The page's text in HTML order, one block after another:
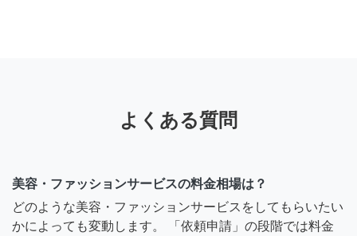
よくある質問
美容・ファッションサービスの料金相場は？
どのような美容・ファッションサービスをしてもらいたい
かによっても変動します。 「依頼申請」の段階では料金